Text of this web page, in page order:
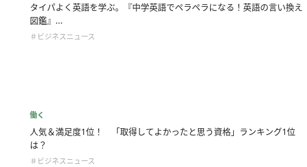
タイパよく英語を学ぶ。『中学英語でペラペラになる！英語の言い換え
図鑑』...
＃ビジネスニュース
働く
人気＆満足度1位！ 「取得してよかったと思う資格」ランキング1位
は？
＃ビジネスニュース